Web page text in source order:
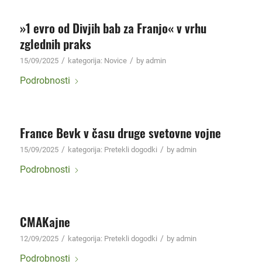
»1 evro od Divjih bab za Franjo« v vrhu
zglednih praks
15/09/2025 / kategorija: Novice / by admin
Podrobnosti
France Bevk v času druge svetovne vojne
15/09/2025 / kategorija: Pretekli dogodki / by admin
Podrobnosti
CMAKajne
12/09/2025 / kategorija: Pretekli dogodki / by admin
Podrobnosti